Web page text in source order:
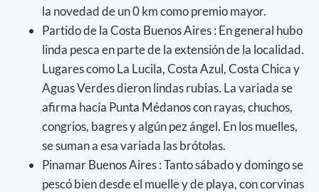
la novedad de un 0 km como premio mayor.
Partido de la Costa Buenos Aires : En general hubo
linda pesca en parte de la extensión de la localidad.
Lugares como La Lucila, Costa Azul, Costa Chica y
Aguas Verdes dieron lindas rubias. La variada se
afirma hacía Punta Médanos con rayas, chuchos,
congrios, bagres y algún pez ángel. En los muelles,
se suman a esa variada las brótolas.
Pinamar Buenos Aires : Tanto sábado y domingo se
pescó bien desde el muelle y de playa, con corvinas